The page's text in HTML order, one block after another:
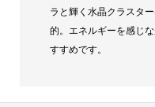
ラと輝く水晶クラスタ
的。エネルギーを感じ
すすめです。